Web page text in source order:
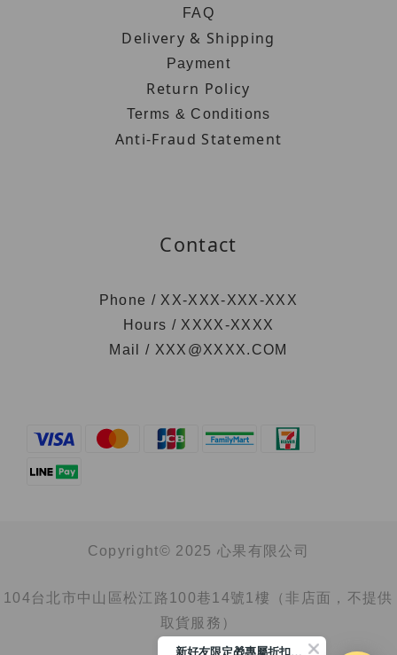
FAQ
Delivery & Shipping
Payment
Return Policy
Terms & Conditions
Anti-Fraud Statement
Contact
Phone / XX-XXX-XXX-XXX
Hours / XXXX-XXXX
Mail / XXX@XXXX.COM
Copyright© 2025 心果有限公司
104台北市中山區松江路100巷14號1樓（非店面，不提供
取貨服務）
新好友限定🎁專屬折扣馬上領